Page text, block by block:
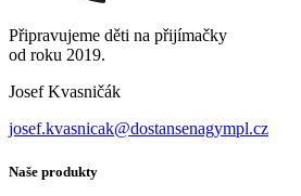
Připravujeme děti na přijímačky
od roku 2019.
Josef Kvasničák
josef.kvasnicak@dostansenagympl.cz
Naše produkty